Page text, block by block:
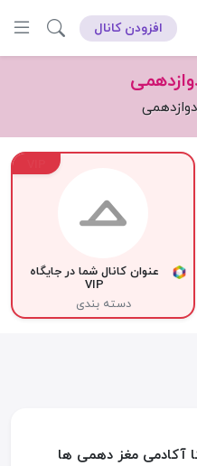
افزودن کانال
عنوان کانال شما در جایگاه
VIP
دسته بندی
آکادمی مغز دهمی ها